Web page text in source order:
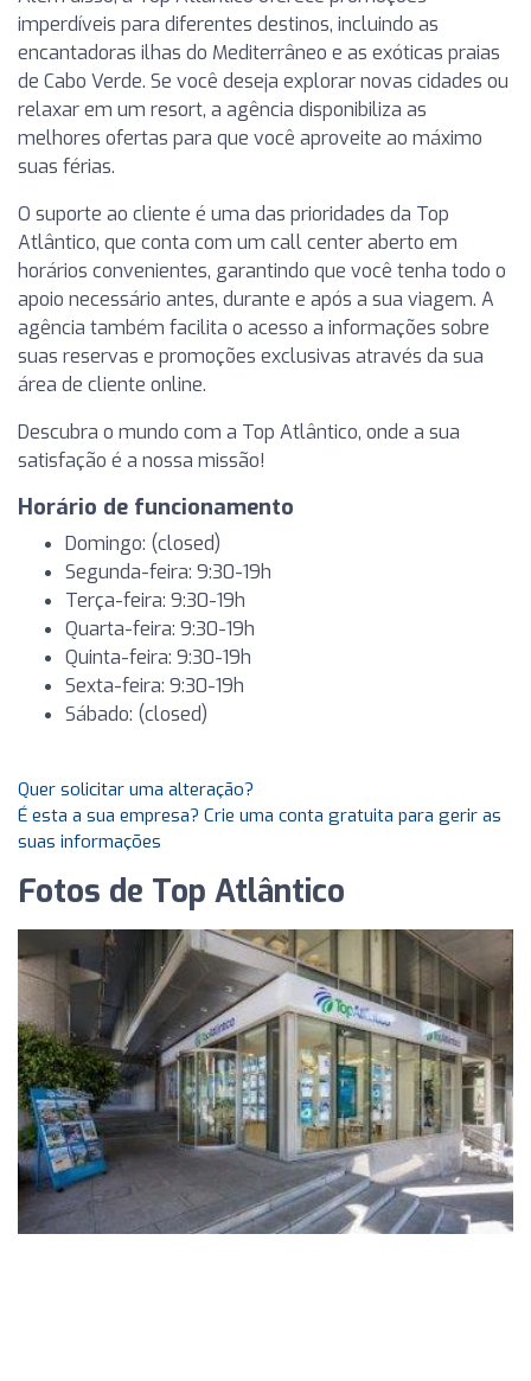
imperdíveis para diferentes destinos, incluindo as
encantadoras ilhas do Mediterrâneo e as exóticas praias
de Cabo Verde. Se você deseja explorar novas cidades ou
relaxar em um resort, a agência disponibiliza as
melhores ofertas para que você aproveite ao máximo
suas férias.
O suporte ao cliente é uma das prioridades da Top
Atlântico, que conta com um call center aberto em
horários convenientes, garantindo que você tenha todo o
apoio necessário antes, durante e após a sua viagem. A
agência também facilita o acesso a informações sobre
suas reservas e promoções exclusivas através da sua
área de cliente online.
Descubra o mundo com a Top Atlântico, onde a sua
satisfação é a nossa missão!
Horário de funcionamento
Domingo: (closed)
Segunda-feira: 9:30-19h
Terça-feira: 9:30-19h
Quarta-feira: 9:30-19h
Quinta-feira: 9:30-19h
Sexta-feira: 9:30-19h
Sábado: (closed)
Quer solicitar uma alteração?
É esta a sua empresa? Crie uma conta gratuita para gerir as
suas informações
Fotos de Top Atlântico